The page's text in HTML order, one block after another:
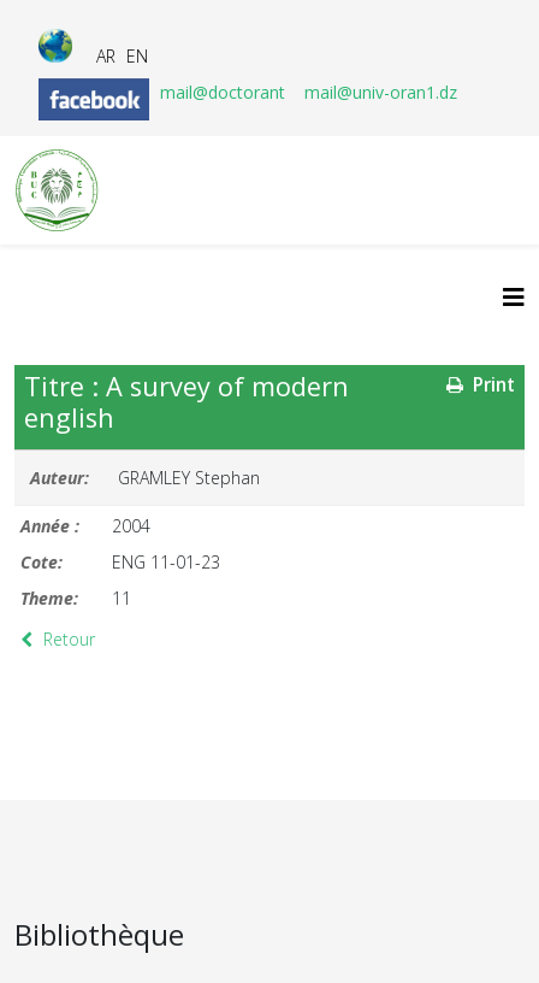
AR EN
mail@doctorant
mail@univ-oran1.dz
Print
Titre : A survey of modern
english
Auteur: GRAMLEY Stephan
Année :
2004
Cote:
ENG 11-01-23
Theme:
11
Retour
Bibliothèque